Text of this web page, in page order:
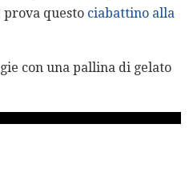
prova questo ciabattino alla
con una pallina di gelato